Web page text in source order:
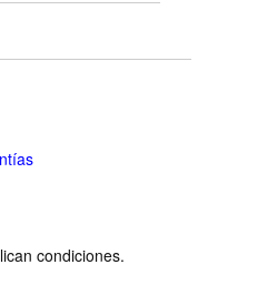
condiciones.